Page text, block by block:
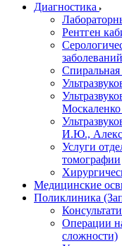
Диагностика
Рентген
заболеваний
И.Ю.,
Услуги
томографии
Медицинские
Поликлиника
Операции
сложности)